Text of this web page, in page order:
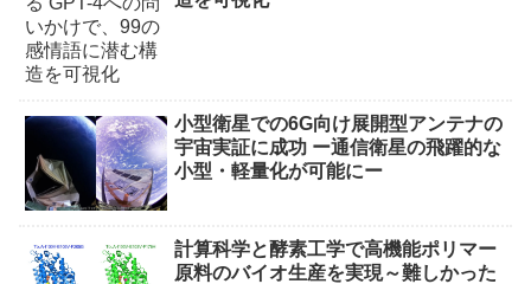
小型衛星での6G向け展開型アンテナの
宇宙実証に成功 ー通信衛星の飛躍的な
小型・軽量化が可能にー
計算科学と酵素工学で高機能ポリマー
原料のバイオ生産を実現～難しかった